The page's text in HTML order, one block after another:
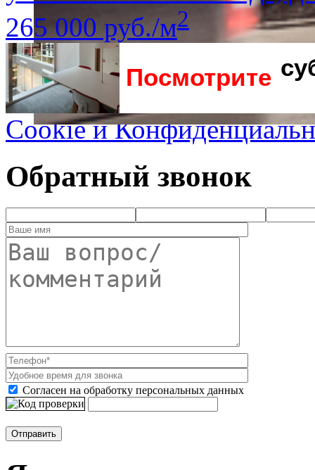
265 000 руб./м2
Cookie и
Обратный звонок
Согласен на обработку персональных данных